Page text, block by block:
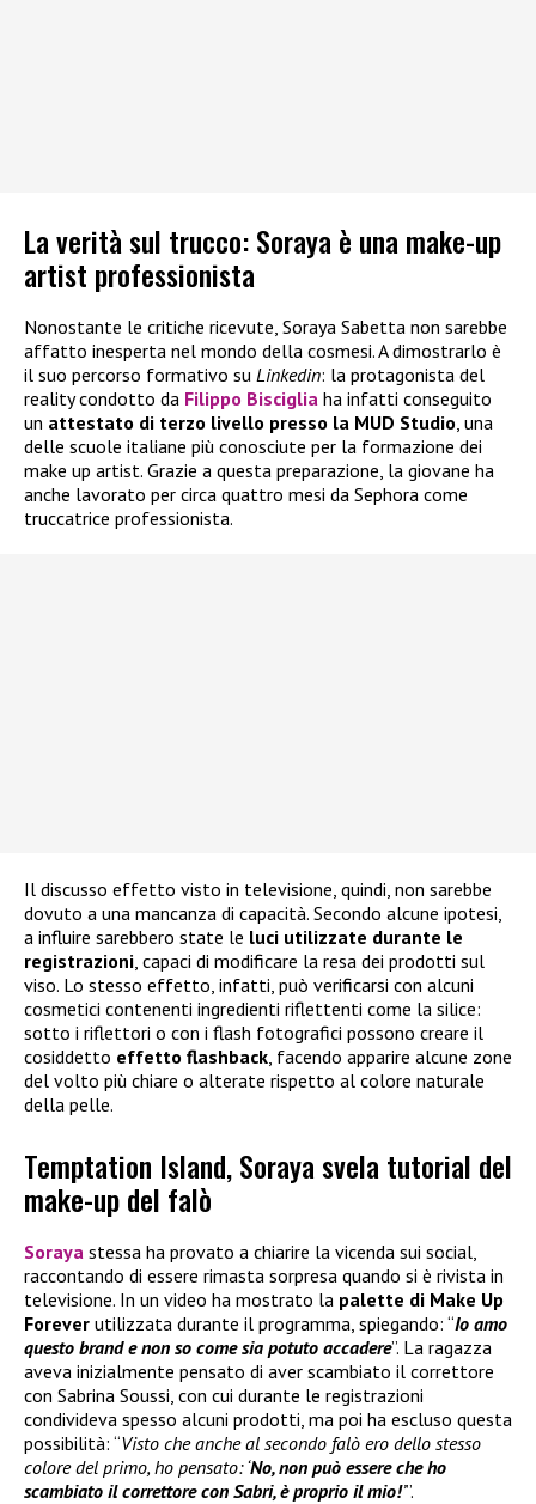
La verità sul trucco: Soraya è una make-up
artist professionista
Nonostante le critiche ricevute, Soraya Sabetta non sarebbe
affatto inesperta nel mondo della cosmesi. A dimostrarlo è
il suo percorso formativo su Linkedin: la protagonista del
reality condotto da Filippo Bisciglia ha infatti conseguito
un attestato di terzo livello presso la MUD Studio, una
delle scuole italiane più conosciute per la formazione dei
make up artist. Grazie a questa preparazione, la giovane ha
anche lavorato per circa quattro mesi da Sephora come
truccatrice professionista.
Il discusso effetto visto in televisione, quindi, non sarebbe
dovuto a una mancanza di capacità. Secondo alcune ipotesi,
a influire sarebbero state le luci utilizzate durante le
registrazioni, capaci di modificare la resa dei prodotti sul
viso. Lo stesso effetto, infatti, può verificarsi con alcuni
cosmetici contenenti ingredienti riflettenti come la silice:
sotto i riflettori o con i flash fotografici possono creare il
cosiddetto effetto flashback, facendo apparire alcune zone
del volto più chiare o alterate rispetto al colore naturale
della pelle.
Temptation Island, Soraya svela tutorial del
make-up del falò
Soraya stessa ha provato a chiarire la vicenda sui social,
raccontando di essere rimasta sorpresa quando si è rivista in
televisione. In un video ha mostrato la palette di Make Up
Forever utilizzata durante il programma, spiegando: “Io amo
questo brand e non so come sia potuto accadere”. La ragazza
aveva inizialmente pensato di aver scambiato il correttore
con Sabrina Soussi, con cui durante le registrazioni
condivideva spesso alcuni prodotti, ma poi ha escluso questa
possibilità: “Visto che anche al secondo falò ero dello stesso
colore del primo, ho pensato: ‘No, non può essere che ho
scambiato il correttore con Sabri, è proprio il mio!’”.